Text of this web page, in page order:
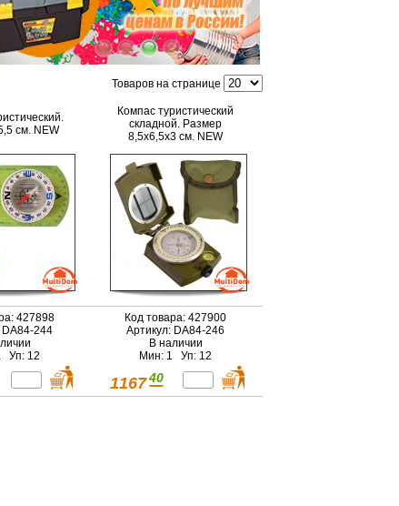
Товаров на странице
см. NEW
427898
DA84-244
Уп: 12
Компас туристический
складной. Размер
8,5х6,5х3 см. NEW
Код товара: 427900
Артикул: DA84-246
В наличии
Мин: 1 Уп: 12
1167 40